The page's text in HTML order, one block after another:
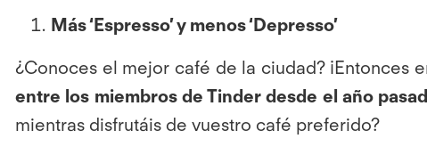
Más ‘Espresso’ y menos ‘Depresso’
¿Conoces el mejor café de la ciudad?
entre los miembros de Tinder desde el año
mientras disfrutáis de vuestro café preferido?